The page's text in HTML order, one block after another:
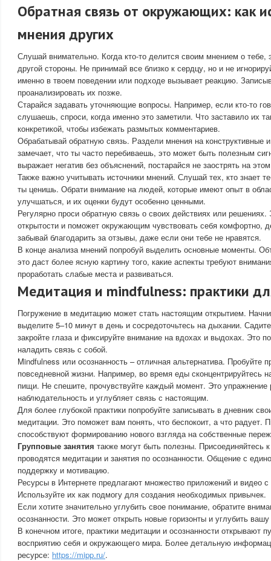
Обратная связь от окружающих: как
мнения других
Слушай внимательно. Когда кто-то делится своим мнением о тебе,
другой стороны. Не принимай все близко к сердцу, но и не
именно в твоем поведении или подходе вызывает реакцию.
проанализировать их позже.
Старайся задавать уточняющие вопросы. Например, если кто-то
слушаешь, спроси, когда именно это заметили. Что заставило их
конкретикой, чтобы избежать размытых комментариев.
Обрабатывай обратную связь. Раздели мнения на конструктивные
замечает, что ты часто перебиваешь, это может быть полезным
выражает негатив без объяснений, постарайся не заострять на
Также важно учитывать источники мнений. Слушай тех, кто знает
ты ценишь. Обрати внимание на людей, которые имеют опыт в
улучшаться, и их оценки будут особенно ценными.
Регулярно проси обратную связь о своих действиях или
открытости и поможет окружающим чувствовать себя комфортно,
забывай благодарить за отзывы, даже если они тебе не нравятся.
В конце анализа мнений попробуй выделить основные моменты.
это даст более ясную картину того, какие аспекты требуют
проработать слабые места и развиваться.
Медитация и mindfulness: практики
Погружение в медитацию может стать настоящим открытием.
выделите 5–10 минут в день и сосредоточьтесь на дыхании.
закройте глаза и фиксируйте внимание на вдохах и выдохах. Это
наладить связь с собой.
Mindfulness или осознанность – отличная альтернатива. Пробуйте
повседневной жизни. Например, во время еды сконцентрируйтесь
пищи. Не спешите, прочувствуйте каждый момент. Это упражнение
наблюдательность и углубляет связь с настоящим.
Для более глубокой практики попробуйте записывать в дневник
медитации. Это поможет вам понять, что беспокоит, а что радует.
способствуют формированию нового взгляда на собственные
Групповые занятия также могут быть полезны. Присоединяйтесь
проводятся медитации и занятия по осознанности. Общение с
поддержку и мотивацию.
Ресурсы в Интернете предлагают множество приложений и видео
Используйте их как подмогу для создания необходимых привычек.
Если хотите значительно углубить свое понимание, обратите
осознанности. Это может открыть новые горизонты и углубить вашу
В конечном итоге, практики медитации и осознанности открывают
восприятию себя и окружающего мира. Более детальную
ресурсе: https://mipp.ru/.